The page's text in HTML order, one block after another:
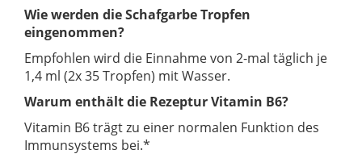
Wie werden die Schafgarbe Tropfen
eingenommen?
Empfohlen wird die Einnahme von 2-mal täglich je
1,4 ml (2x 35 Tropfen) mit Wasser.
Warum enthält die Rezeptur Vitamin B6?
Vitamin B6 trägt zu einer normalen Funktion des
Immunsystems bei.*